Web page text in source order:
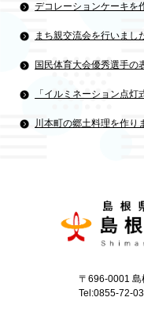
デコレーションケーキを
まち親交流会を行いまし
国民体育大会優秀選手の
「イルミネーション点灯
川本町の郷土料理を作り
〒696-0001 島
Tel:0855-72-